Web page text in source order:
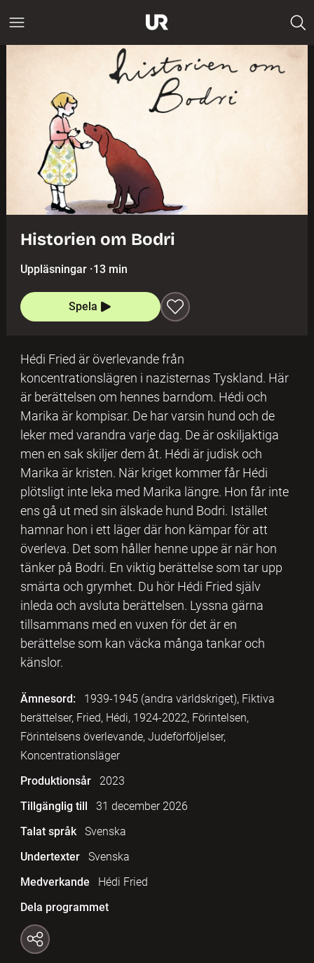
Historien om Bodri
Uppläsningar ·13 min
Spela
Hédi Fried är överlevande från
koncentrationslägren i nazisternas Tyskland. Här
är berättelsen om hennes barndom. Hédi och
Marika är kompisar. De har varsin hund och de
leker med varandra varje dag. De är oskiljaktiga
men en sak skiljer dem åt. Hédi är judisk och
Marika är kristen. När kriget kommer får Hédi
plötsligt inte leka med Marika längre. Hon får inte
ens gå ut med sin älskade hund Bodri. Istället
hamnar hon i ett läger där hon kämpar för att
överleva. Det som håller henne uppe är när hon
tänker på Bodri. En viktig berättelse som tar upp
smärta och grymhet. Du hör Hédi Fried själv
inleda och avsluta berättelsen. Lyssna gärna
tillsammans med en vuxen för det är en
berättelse som kan väcka många tankar och
känslor.
Ämnesord:
1939-1945 (andra världskriget), Fiktiva
berättelser, Fried, Hédi, 1924-2022, Förintelsen,
Förintelsens överlevande, Judeförföljelser,
Koncentrationsläger
Produktionsår
2023
Tillgänglig till
31 december 2026
Talat språk
Svenska
Undertexter
Svenska
Medverkande
Hédi Fried
Dela programmet